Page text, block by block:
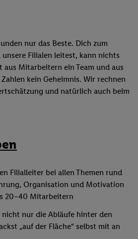
nur das Beste. Dich zum
Filialen leitest, kann nichts
aus Mitarbeitern ein Team und aus
kein Geheimnis. Wir rechnen
und natürlich auch beim
Filialleiter bei allen Themen rund
Organisation und Motivation
20–40 Mitarbeitern
nur die Abläufe hinter den
„auf der Fläche“ selbst mit an